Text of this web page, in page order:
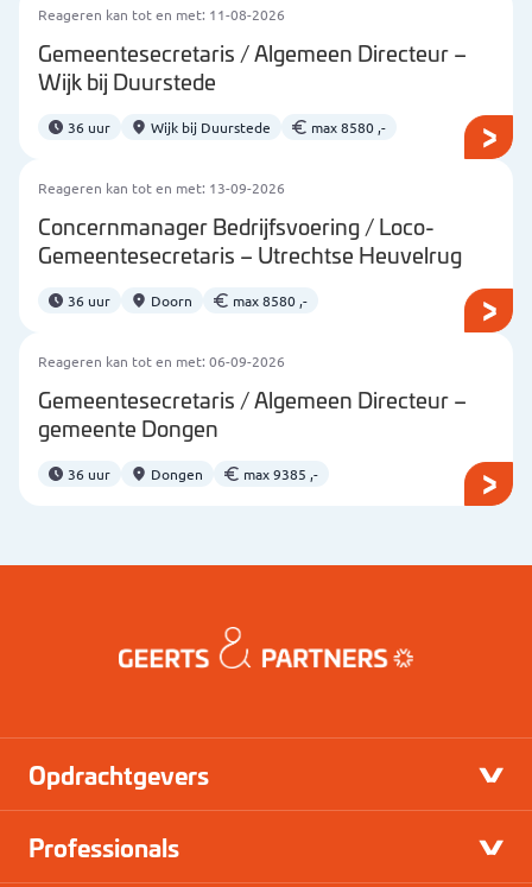
Reageren kan tot en met: 11-08-2026
Gemeentesecretaris / Algemeen Directeur –
Wijk bij Duurstede
36 uur Wijk bij Duurstede max 8580 ,-
Reageren kan tot en met: 13-09-2026
Concernmanager Bedrijfsvoering / Loco-
Gemeentesecretaris – Utrechtse Heuvelrug
36 uur Doorn max 8580 ,-
Reageren kan tot en met: 06-09-2026
Gemeentesecretaris / Algemeen Directeur –
gemeente Dongen
36 uur Dongen max 9385 ,-
Opdrachtgevers
Professionals